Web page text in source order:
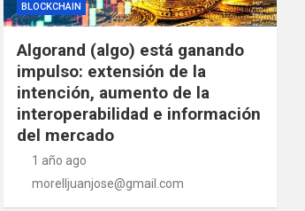
BLOCKCHAIN
Algorand (algo) está ganando
impulso: extensión de la
intención, aumento de la
interoperabilidad e información
del mercado
1 año ago
morelljuanjose@gmail.com